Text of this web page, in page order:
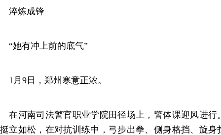
淬炼成锋
“她有冲上前的底气”
1月9日，郑州寒意正浓。
在河南司法警官职业学院田径场上，警体课迎风进行
挺立如松，在对抗训练中，弓步出拳、侧身格挡、旋